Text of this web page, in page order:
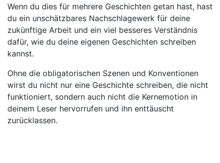
Wenn du dies für mehrere Geschichten getan hast, hast
du ein unschätzbares Nachschlagewerk für deine
zukünftige Arbeit und ein viel besseres Verständnis
dafür, wie du deine eigenen Geschichten schreiben
kannst.
Ohne die obligatorischen Szenen und Konventionen
wirst du nicht nur eine Geschichte schreiben, die nicht
funktioniert, sondern auch nicht die Kernemotion in
deinem Leser hervorrufen und ihn enttäuscht
zurücklassen.